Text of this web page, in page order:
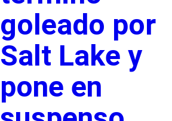
goleado por
Salt Lake y
pone en